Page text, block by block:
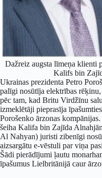
Dažreiz augsta līmeņa klienti
Kalifs bin
Ukrainas prezidenta Petro
palīgi nosūtīja elektrības
pēc tam, kad Britu Virdžīnu
izmeklētāji pieprasīja
Porošenko ārzonas
šeiha Kalifa bin Zajīda
Al Nahyan) juristi zibenīgi
aizsargātu e-vēstuli par viņa
Šādi pierādījumi ļautu
īpašumus Lielbritānijā caur